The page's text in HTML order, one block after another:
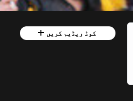
کوڈ ریڈیم کریں